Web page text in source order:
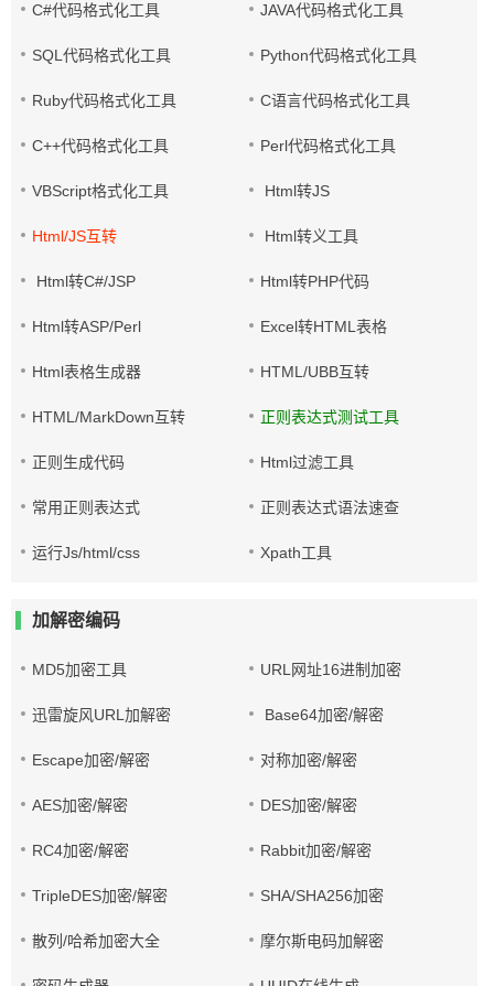
C#代码格式化工具 JAVA代码格式化工具
SQL代码格式化工具 Python代码格式化工具
Ruby代码格式化工具 C语言代码格式化工具
C++代码格式化工具 Perl代码格式化工具
VBScript格式化工具 Html转JS
Html/JS互转 Html转义工具
Html转C#/JSP Html转PHP代码
Html转ASP/Perl Excel转HTML表格
Html表格生成器 HTML/UBB互转
HTML/MarkDown互转 正则表达式测试工具
正则生成代码 Html过滤工具
常用正则表达式 正则表达式语法速查
运行Js/html/css Xpath工具
加解密编码
MD5加密工具 URL网址16进制加密
迅雷旋风URL加解密 Base64加密/解密
Escape加密/解密 对称加密/解密
AES加密/解密 DES加密/解密
RC4加密/解密 Rabbit加密/解密
TripleDES加密/解密 SHA/SHA256加密
散列/哈希加密大全 摩尔斯电码加解密